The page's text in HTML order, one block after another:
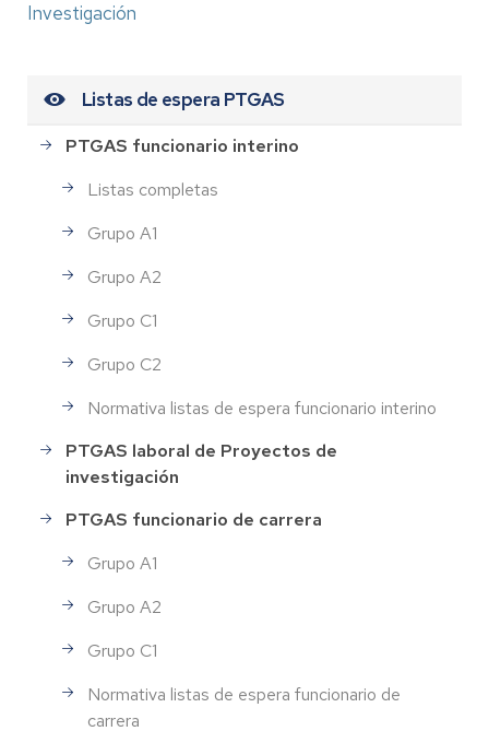
Investigación
Listas de espera PTGAS
PTGAS funcionario interino
Listas completas
Grupo A1
Grupo A2
Grupo C1
Grupo C2
Normativa listas de espera funcionario interino
PTGAS laboral de Proyectos de
investigación
PTGAS funcionario de carrera
Grupo A1
Grupo A2
Grupo C1
Normativa listas de espera funcionario de
carrera